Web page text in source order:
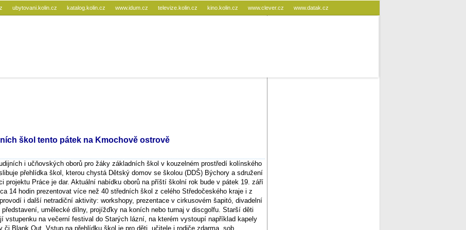
ubytovani.kolin.cz katalog.kolin.cz www.idum.cz televize.kolin.cz kino.kolin.cz www.clever.cz www.datak.cz
škol tento pátek na Kmochově ostrově
i učňovských oborů pro žáky základních škol v kouzelném prostředí kolínského
přehlídka škol, kterou chystá Dětský domov se školou (DDŠ) Býchory a sdružení
projektu Práce je dar. Aktuální nabídku oborů na příští školní rok bude v pátek 19. září
14 hodin prezentovat více než 40 středních škol z celého Středočeského kraje i z
i další netradiční aktivity: workshopy, prezentace v cirkusovém šapitó, divadelní
umělecké dílny, projížďky na koních nebo turnaj v discgolfu. Starší děti
vstupenku na večerní festival do Starých lázní, na kterém vystoupí například kapely
či Blank Out. Vstup na přehlídku škol je pro děti, učitele i rodiče zdarma. sob